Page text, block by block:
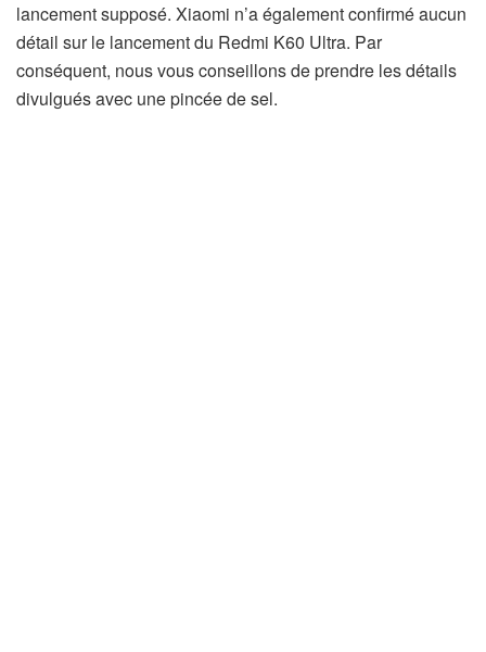
lancement supposé. Xiaomi n’a également confirmé aucun
détail sur le lancement du Redmi K60 Ultra. Par
conséquent, nous vous conseillons de prendre les détails
divulgués avec une pincée de sel.